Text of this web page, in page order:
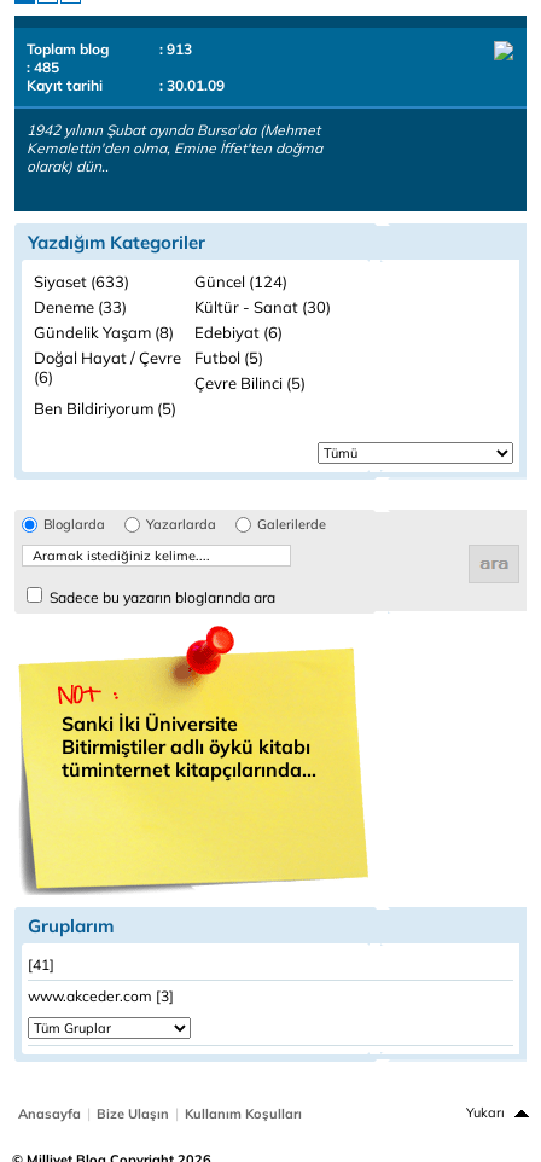
Toplam blog
: 913
: 485
Kayıt tarihi
: 30.01.09
1942 yılının Şubat ayında Bursa'da (Mehmet
Kemalettin'den olma, Emine İffet'ten doğma
olarak) dün..
Yazdığım Kategoriler
Siyaset (633)
Güncel (124)
Deneme (33)
Kültür - Sanat (30)
Gündelik Yaşam (8)
Edebiyat (6)
Doğal Hayat / Çevre
(6)
Futbol (5)
Çevre Bilinci (5)
Ben Bildiriyorum (5)
Bloglarda Yazarlarda Galerilerde
Sadece bu yazarın bloglarında ara
Sanki İki Üniversite
Bitirmiştiler adlı öykü kitabı
tüminternet kitapçılarında...
Gruplarım
[41]
www.akceder.com [3]
Anasayfa | Bize Ulaşın | Kullanım Koşulları Yukarı